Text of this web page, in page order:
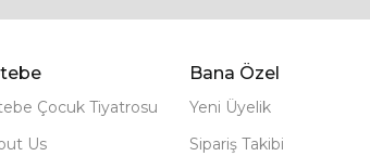
Çocuk Tiyatrosu
Us
Bana Özel
Yeni Üyelik
Sipariş Takibi